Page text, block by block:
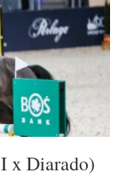
x Diarado)